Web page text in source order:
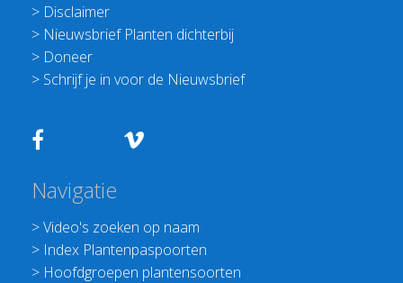
> Disclaimer
> Nieuwsbrief Planten dichterbij
> Doneer
> Schrijf je in voor de Nieuwsbrief
Navigatie
>Video's zoeken op naam
> Index Plantenpaspoorten
> Hoofdgroepen plantensoorten